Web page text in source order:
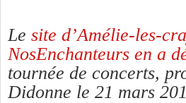
Le site d’Amélie-les-
NosEnchanteurs en a
tournée de concerts,
Didonne le 21 mars